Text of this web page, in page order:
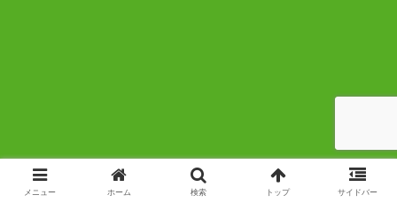
メニュー ホーム 検索 トップ サイドバー